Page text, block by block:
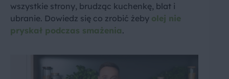
wszystkie strony, brudząc kuchenkę, blat i
ubranie. Dowiedz się co zrobić żeby olej nie
pryskał podczas smażenia.